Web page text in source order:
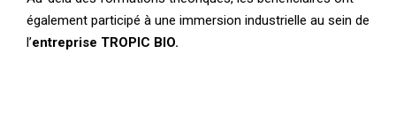
également participé à une immersion industrielle au sein de
l’entreprise TROPIC BIO.